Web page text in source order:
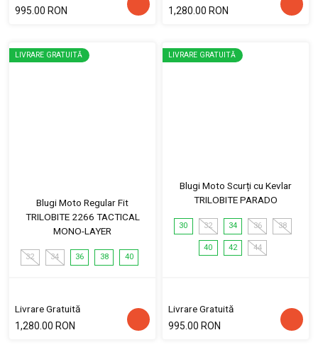
995.00 RON
1,280.00 RON
LIVRARE GRATUITĂ
Blugi Moto Regular Fit
TRILOBITE 2266 TACTICAL
MONO-LAYER
32 34 36 38 40
Livrare Gratuită
1,280.00 RON
LIVRARE GRATUITĂ
Blugi Moto Scurți cu Kevlar
TRILOBITE PARADO
30 32 34 36 38
40 42 44
Livrare Gratuită
995.00 RON